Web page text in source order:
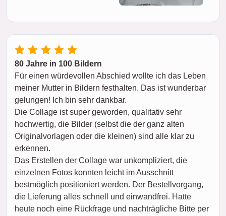
80 Jahre in 100 Bildern
Für einen würdevollen Abschied wollte ich das Leben
meiner Mutter in Bildern festhalten. Das ist wunderbar
gelungen! Ich bin sehr dankbar.
Die Collage ist super geworden, qualitativ sehr
hochwertig, die Bilder (selbst die der ganz alten
Originalvorlagen oder die kleinen) sind alle klar zu
erkennen.
Das Erstellen der Collage war unkompliziert, die
einzelnen Fotos konnten leicht im Ausschnitt
bestmöglich positioniert werden. Der Bestellvorgang,
die Lieferung alles schnell und einwandfrei. Hatte
heute noch eine Rückfrage und nachträgliche Bitte per